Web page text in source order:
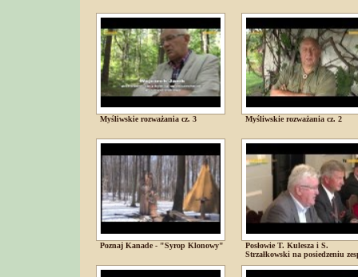
Myśliwskie rozważania cz. 3 Myśliwskie rozważania cz. 2
Poznaj Kanade - "Syrop Klonowy"
Posłowie T. Kulesza i S.
Strzałkowski na posiedzeniu